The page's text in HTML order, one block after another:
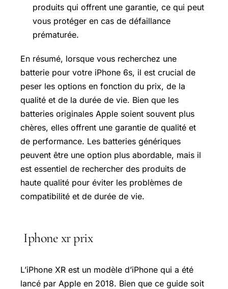
produits qui offrent une garantie, ce qui peut
vous protéger en cas de défaillance
prématurée.
En résumé, lorsque vous recherchez une
batterie pour votre iPhone 6s, il est crucial de
peser les options en fonction du prix, de la
qualité et de la durée de vie. Bien que les
batteries originales Apple soient souvent plus
chères, elles offrent une garantie de qualité et
de performance. Les batteries génériques
peuvent être une option plus abordable, mais il
est essentiel de rechercher des produits de
haute qualité pour éviter les problèmes de
compatibilité et de durée de vie.
Iphone xr prix
L’iPhone XR est un modèle d’iPhone qui a été
lancé par Apple en 2018. Bien que ce guide soit